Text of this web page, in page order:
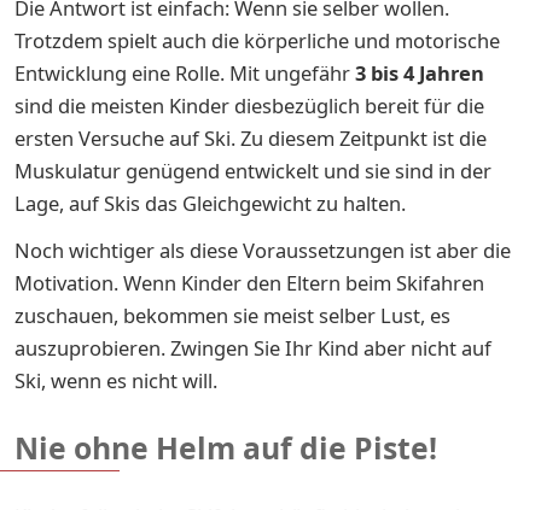
Die Antwort ist einfach: Wenn sie selber wollen.
Trotzdem spielt auch die körperliche und motorische
Entwicklung eine Rolle. Mit ungefähr3 bis 4 Jahren
sind die meisten Kinder diesbezüglich bereit für die
ersten Versuche auf Ski. Zu diesem Zeitpunkt ist die
Muskulatur genügend entwickelt und sie sind in der
Lage, auf Skis das Gleichgewicht zu halten.
Noch wichtiger als diese Voraussetzungen ist aber die
Motivation. Wenn Kinder den Eltern beim Skifahren
zuschauen, bekommen sie meist selber Lust, es
auszuprobieren. Zwingen Sie Ihr Kind aber nicht auf
Ski, wenn es nicht will.
Nie ohne Helm auf die Piste!